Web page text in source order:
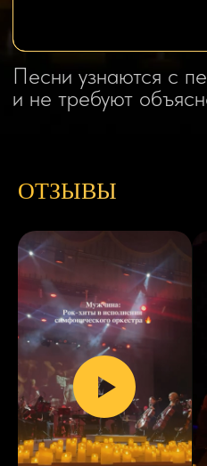
ОТЗЫВЫ
Атмосфера вечера
С ПЕРВОГО
И ДО ПОСЛЕДНЕГО
ПРИПЕВА
18:30
Как пройдет вечер